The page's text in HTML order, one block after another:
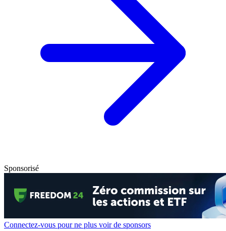
Sponsorisé
Connectez-vous pour ne plus voir de sponsors